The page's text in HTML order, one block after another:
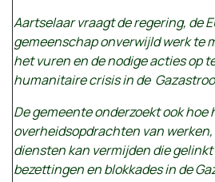
Aartselaar vraagt de regering, de
gemeenschap onverwijld werk te
het vuren en de nodige acties op
humanitaire crisis in de
De gemeente onderzoekt ook hoe
overheidsopdrachten van
diensten kan vermijden die
bezettingen en blokkades in de